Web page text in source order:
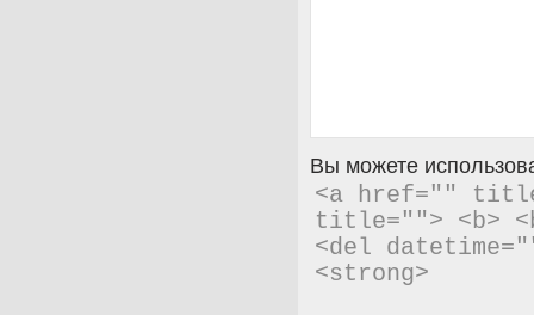
Вы можете
<a href=""
title=""> <b>
<del
<strong>